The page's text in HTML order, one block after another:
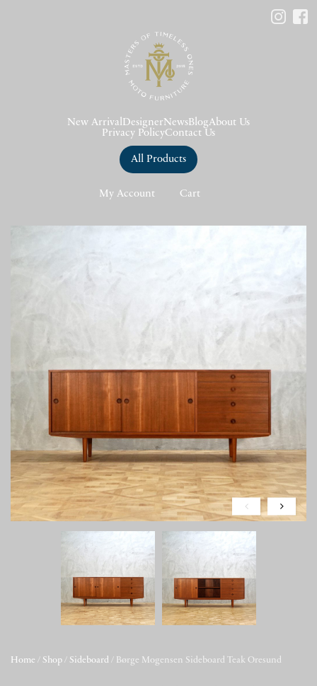
New Arrival DesignerNews BlogAbout Us
Privacy PolicyContact Us
All Products
My Account Cart
Home / Shop / Sideboard / Børge Mogensen Sideboard Teak Oresund